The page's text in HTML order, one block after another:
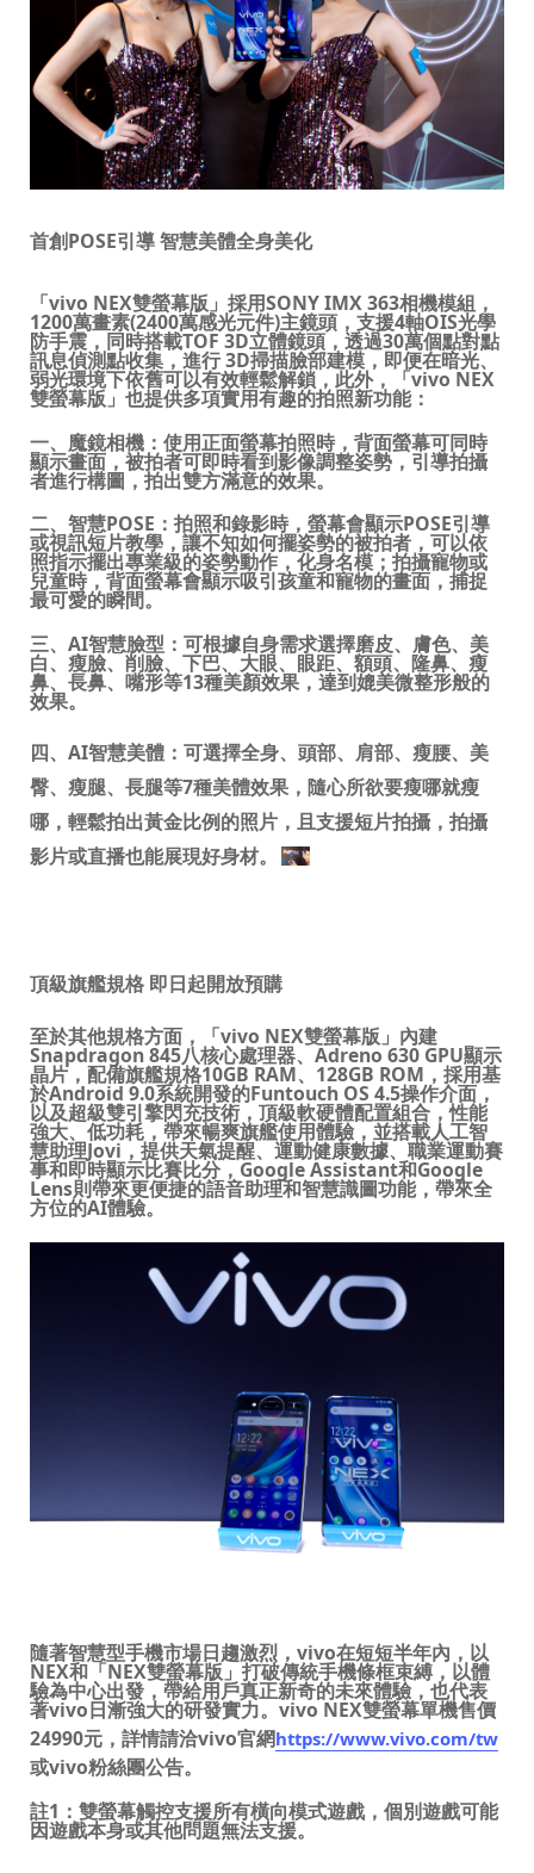
首創POSE引導 智慧美體全身美化
「vivo NEX雙螢幕版」 採用SONY IMX 363相機模組，
1200萬畫素(2400萬感光元件)主鏡頭，支援4軸OIS光學
防手震，同時搭載TOF 3D立體鏡頭， 透過30萬個點對點
訊息偵測點收集，進行3D掃描臉部建模，即便在暗光、
弱光環境下依舊可以有效輕鬆解鎖，此外，「vivo NEX
雙螢幕版」也提供多項實用有趣的拍照新功能：
一、魔鏡相機：使用正面螢幕拍照時，背面螢幕可同時
顯示畫面，被拍者可即時看到影像調整姿勢，引導拍攝
者進行構圖，拍出雙方滿意的效果。
二、智慧POSE ：拍照和錄影時，螢幕會顯示POSE引導
或視訊短片教學，讓不知如何擺姿勢的被拍者，可以依
照指示擺出專業級的姿勢動作，化身名模；拍攝寵物或
兒童時，背面螢幕會顯示吸引孩童和寵物的畫面，捕捉
最可愛的瞬間。
三、 AI智慧臉型： 可根據自身需求選擇磨皮、膚色、美
白、瘦臉、削臉、下巴、大眼、眼距、額頭、隆鼻、瘦
鼻、長鼻、嘴形等13種美顏效果，達到媲美微整形般的
效果。
四、 AI智慧美體： 可選擇全身、 頭部、 肩部、 瘦腰、 美
臀、 瘦腿、 長腿等7種美體效果，隨心所欲要瘦哪就瘦
哪，輕鬆拍出黃金比例的照片，且支援短片拍攝，拍攝
影片或直播也能展現好身材。
頂級旗艦規格 即日起開放預購
至於其他規格方面，「vivo NEX雙螢幕版」內建
Snapdragon 845八核心處理器、 Adreno 630 GPU顯示
晶片，配備旗艦規格10GB RAM、 128GB ROM ，採用基
於Android 9.0系統開發的Funtouch OS 4.5操作介面，
以及超級雙引擎閃充技術，頂級軟硬體配置組合，性能
強大、低功耗，帶來暢爽旗艦使用體驗，並搭載人工智
慧助理Jovi ，提供天氣提醒、運動健康數據、 職業運動賽
事和即時顯示比賽比分，Google Assistant和Google
Lens則帶來更便捷的語音助理和智慧識圖功能，帶來全
方位的AI體驗。
隨著智慧型手機市場日趨激烈， vivo在短短半年內，以
NEX和「NEX雙螢幕版」打破傳統手機條框束縛，以體
驗為中心出發，帶給用戶真正新奇的未來體驗，也代表
著vivo日漸強大的研發實力。 vivo NEX雙螢幕單機售價
24990元，詳情請洽vivo官網https://www.vivo.com/tw
或vivo粉絲團公告。
註1 ：雙螢幕觸控支援所有橫向模式遊戲，個別遊戲可能
因遊戲本身或其他問題無法支援。